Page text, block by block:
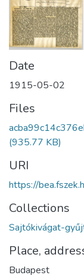
Date
1915-05-02
Files
(935.77 KB)
URI
https://
Collections
Sajtókivágat-
Place,
Budapest